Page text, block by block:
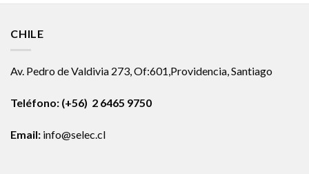
CHILE
Av. Pedro de Valdivia 273, Of:601,Providencia, Santiago
Teléfono: (+56) 2 6465 9750
Email: info@selec.cl